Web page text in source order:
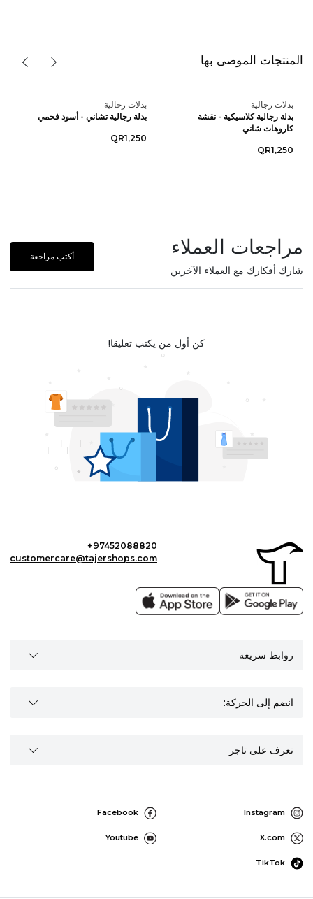
المنتجات الموصى بها
بدلات رجالية
بدلة رجالية كلاسيكية - نقشة
كاروهات شاني
QR1,250
بدلات رجالية
بدلة رجالية تشاني - أسود فحمي
QR1,250
مراجعات العملاء
شارك أفكارك مع العملاء الآخرين
أكتب مراجعة
كن أول من يكتب تعليقا!
+97452088820
customercare@tajershops.com
روابط سريعة
انضم إلى الحركة:
تعرف على تاجر
Instagram
Facebook
X.com
Youtube
TikTok